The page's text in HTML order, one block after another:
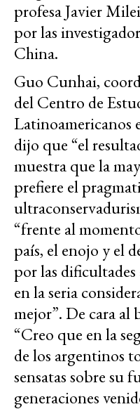
profesa Javier
por las
China.
Guo Cunhai,
del Centro de
dijo que “el
muestra que la
prefiere el
“frente al
país, el enojo y el
por las
en la seria
mejor”. De cara al
“Creo que en la
de los argentinos
sensatas sobre su
generaciones